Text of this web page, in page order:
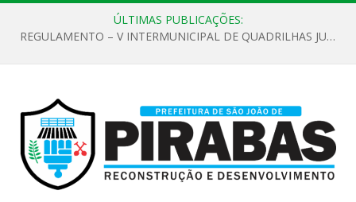
ÚLTIMAS PUBLICAÇÕES:
REGULAMENTO – V INTERMUNICIPAL DE QUADRILHAS JUNINAS 2026